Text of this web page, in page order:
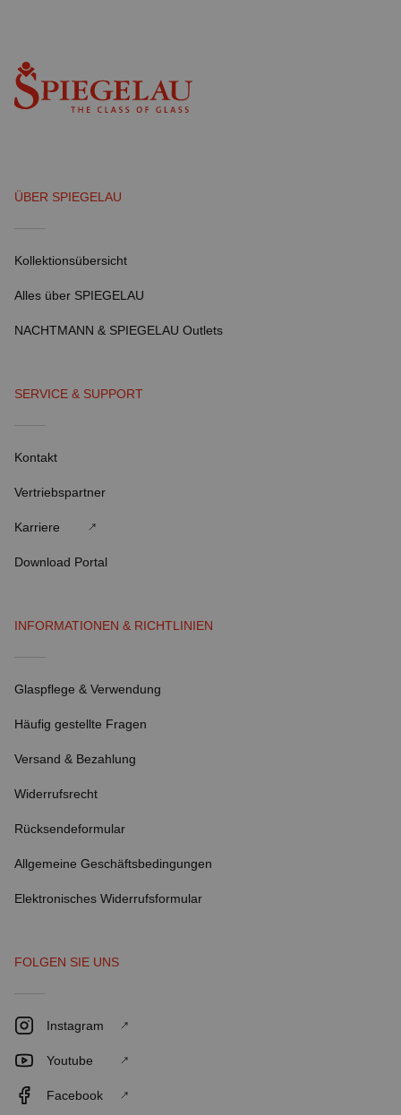
ÜBER SPIEGELAU
Kollektionsübersicht
Alles über SPIEGELAU
NACHTMANN & SPIEGELAU Outlets
SERVICE & SUPPORT
Kontakt
Vertriebspartner
Karriere
Download Portal
INFORMATIONEN & RICHTLINIEN
Glaspflege & Verwendung
Häufig gestellte Fragen
Versand & Bezahlung
Widerrufsrecht
Rücksendeformular
Allgemeine Geschäftsbedingungen
Elektronisches Widerrufsformular
FOLGEN SIE UNS
Instagram
Youtube
Facebook